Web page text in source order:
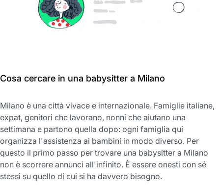
Cosa cercare in una babysitter a Milano
Milano è una città vivace e internazionale. Famiglie italiane,
expat, genitori che lavorano, nonni che aiutano una
settimana e partono quella dopo: ogni famiglia qui
organizza l'assistenza ai bambini in modo diverso. Per
questo il primo passo per trovare una babysitter a Milano
non è scorrere annunci all'infinito. È essere onesti con sé
stessi su quello di cui si ha davvero bisogno.